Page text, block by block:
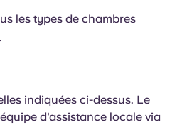
les types de chambres
indiquées ci-dessus. Le
d'assistance locale via